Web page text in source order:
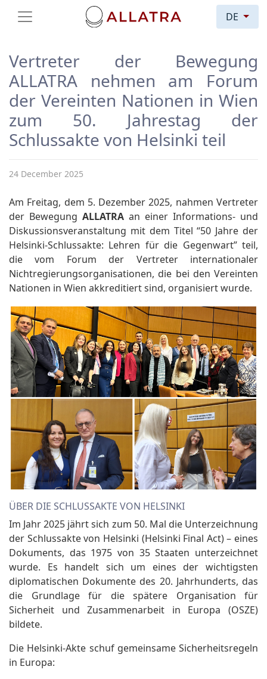
DE
Vertreter der Bewegung
ALLATRA nehmen am Forum
der Vereinten Nationen in Wien
zum 50. Jahrestag der
Schlussakte von Helsinki teil
24 December 2025
Am Freitag, dem 5. Dezember 2025, nahmen Vertreter
der Bewegung ALLATRA an einer Informations- und
Diskussionsveranstaltung mit dem Titel “50 Jahre der
Helsinki-Schlussakte: Lehren für die Gegenwart” teil,
die vom Forum der Vertreter internationaler
Nichtregierungsorganisationen, die bei den Vereinten
Nationen in Wien akkreditiert sind, organisiert wurde.
ÜBER DIE SCHLUSSAKTE VON HELSINKI
Im Jahr 2025 jährt sich zum 50. Mal die Unterzeichnung
der Schlussakte von Helsinki (Helsinki Final Act) – eines
Dokuments, das 1975 von 35 Staaten unterzeichnet
wurde. Es handelt sich um eines der wichtigsten
diplomatischen Dokumente des 20. Jahrhunderts, das
die Grundlage für die spätere Organisation für
Sicherheit und Zusammenarbeit in Europa (OSZE)
bildete.
Die Helsinki-Akte schuf gemeinsame Sicherheitsregeln
in Europa: